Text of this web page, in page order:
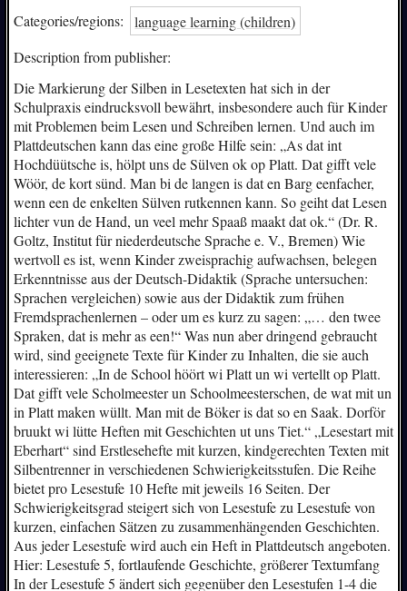
Categories/regions:
language learning (children)
Description from publisher:
Die Markierung der Silben in Lesetexten hat sich in der
Schulpraxis eindrucksvoll bewährt, insbesondere auch für Kinder
mit Problemen beim Lesen und Schreiben lernen. Und auch im
Plattdeutschen kann das eine große Hilfe sein: „As dat int
Hochdüütsche is, hölpt uns de Sülven ok op Platt. Dat gifft vele
Wöör, de kort sünd. Man bi de langen is dat en Barg eenfacher,
wenn een de enkelten Sülven rutkennen kann. So geiht dat Lesen
lichter vun de Hand, un veel mehr Spaaß maakt dat ok.“ (Dr. R.
Goltz, Institut für niederdeutsche Sprache e. V., Bremen) Wie
wertvoll es ist, wenn Kinder zweisprachig aufwachsen, belegen
Erkenntnisse aus der Deutsch-Didaktik (Sprache untersuchen:
Sprachen vergleichen) sowie aus der Didaktik zum frühen
Fremdsprachenlernen – oder um es kurz zu sagen: „… den twee
Spraken, dat is mehr as een!“ Was nun aber dringend gebraucht
wird, sind geeignete Texte für Kinder zu Inhalten, die sie auch
interessieren: „In de School höört wi Platt un wi vertellt op Platt.
Dat gifft vele Scholmeester un Schoolmeesterschen, de wat mit un
in Platt maken wüllt. Man mit de Böker is dat so en Saak. Dorför
bruukt wi lütte Heften mit Geschichten ut uns Tiet.“ „Lesestart mit
Eberhart“ sind Erstlesehefte mit kurzen, kindgerechten Texten mit
Silbentrenner in verschiedenen Schwierigkeitsstufen. Die Reihe
bietet pro Lesestufe 10 Hefte mit jeweils 16 Seiten. Der
Schwierigkeitsgrad steigert sich von Lesestufe zu Lesestufe von
kurzen, einfachen Sätzen zu zusammenhängenden Geschichten.
Aus jeder Lesestufe wird auch ein Heft in Plattdeutsch angeboten.
Hier: Lesestufe 5, fortlaufende Geschichte, größerer Textumfang
In der Lesestufe 5 ändert sich gegenüber den Lesestufen 1-4 die